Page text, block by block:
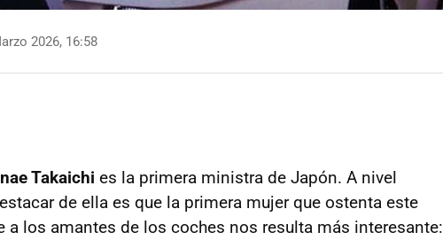
2026, 16:58
Takaichi es la primera ministra de Japón. A nivel
de ella es que la primera mujer que ostenta este
a los amantes de los coches nos resulta más interesante: